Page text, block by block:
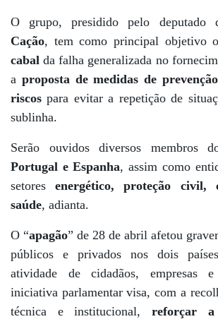
O grupo, presidido pelo deputado
Cação, tem como principal objetivo o
cabal da falha generalizada no
a proposta de medidas de
riscos para evitar a repetição de
sublinha.
Serão ouvidos diversos membros
Portugal e Espanha, assim como
setoresenergético, proteção civil,
saúde, adianta.
O “apagão” de 28 de abril afetou
públicos e privados nos dois
atividade de cidadãos, empresas
iniciativa parlamentar visa, com a
técnica e institucional, reforçar a